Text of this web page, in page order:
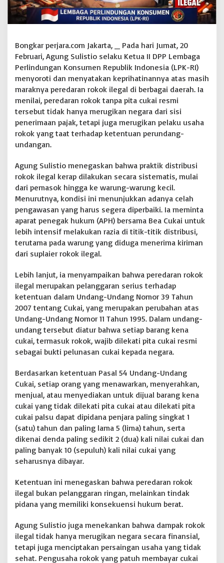
R
o
k
I
l
e
g
l
,
D
e
s
a
e
a
C
k
i
d
n
A
H
B
e
r
t
i
n
d
e
g
a
Bongkar perjara.com Jakarta, _ Pada hari Jumat, 20
Februari, Agung Sulistio selaku Ketua II DPP Lembaga
Perlindungan Konsumen Republik Indonesia (LPK-RI)
menyoroti dan menyatakan keprihatinannya atas masih
maraknya peredaran rokok ilegal di berbagai daerah. Ia
menilai, peredaran rokok tanpa pita cukai resmi
tersebut tidak hanya merugikan negara dari sisi
penerimaan pajak, tetapi juga merugikan pelaku usaha
rokok yang taat terhadap ketentuan perundang-
undangan.
Agung Sulistio menegaskan bahwa praktik distribusi
rokok ilegal kerap dilakukan secara sistematis, mulai
dari pemasok hingga ke warung-warung kecil.
Menurutnya, kondisi ini menunjukkan adanya celah
pengawasan yang harus segera diperbaiki. Ia meminta
aparat penegak hukum (APH) bersama Bea Cukai untuk
lebih intensif melakukan razia di titik-titik distribusi,
terutama pada warung yang diduga menerima kiriman
dari suplaier rokok ilegal.
Lebih lanjut, ia menyampaikan bahwa peredaran rokok
ilegal merupakan pelanggaran serius terhadap
ketentuan dalam Undang-Undang Nomor 39 Tahun
2007 tentang Cukai, yang merupakan perubahan atas
Undang-Undang Nomor 11 Tahun 1995. Dalam undang-
undang tersebut diatur bahwa setiap barang kena
cukai, termasuk rokok, wajib dilekati pita cukai resmi
sebagai bukti pelunasan cukai kepada negara.
Berdasarkan ketentuan Pasal 54 Undang-Undang
Cukai, setiap orang yang menawarkan, menyerahkan,
menjual, atau menyediakan untuk dijual barang kena
cukai yang tidak dilekati pita cukai atau dilekati pita
cukai palsu dapat dipidana penjara paling singkat 1
(satu) tahun dan paling lama 5 (lima) tahun, serta
dikenai denda paling sedikit 2 (dua) kali nilai cukai dan
paling banyak 10 (sepuluh) kali nilai cukai yang
seharusnya dibayar.
Ketentuan ini menegaskan bahwa peredaran rokok
ilegal bukan pelanggaran ringan, melainkan tindak
pidana yang memiliki konsekuensi hukum berat.
Agung Sulistio juga menekankan bahwa dampak rokok
ilegal tidak hanya merugikan negara secara finansial,
tetapi juga menciptakan persaingan usaha yang tidak
sehat. Pengusaha rokok yang patuh membayar cukai